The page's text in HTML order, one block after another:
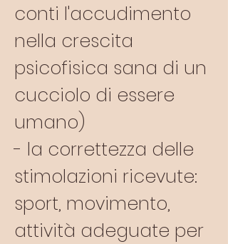
conti l'accudimento
nella crescita
psicofisica sana di un
cucciolo di essere
umano)
- la correttezza delle
stimolazioni ricevute:
sport, movimento,
attività adeguate per